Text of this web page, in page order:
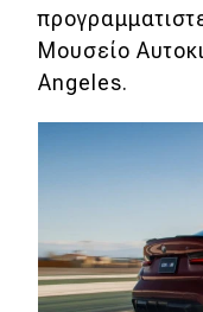
Τεχνολογία
Mobility
Σταθμοί
Νέα
Μουσείο
Angeles.